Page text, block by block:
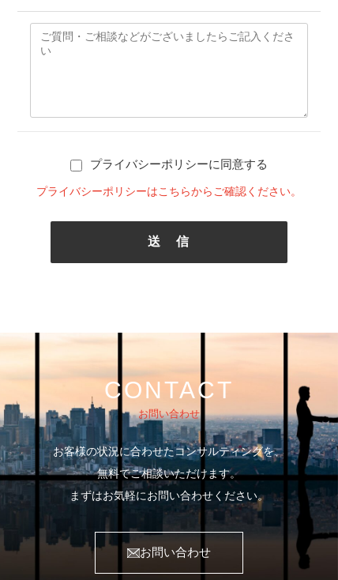
プライバシーポリシーに同意する
プライバシーポリシーはこちらからご確認ください。
送 信
CONTACT
お問い合わせ
お客様の状況に合わせたコンサルティングを、
無料でご相談いただけます。
まずはお気軽にお問い合わせください。
お問い合わせ